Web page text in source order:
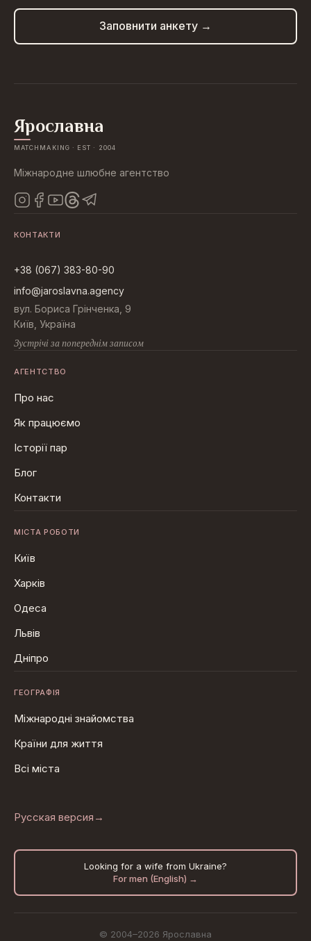
Заповнити анкету →
Ярославна
MATCHMAKING · EST · 2004
Міжнародне шлюбне агентство
КОНТАКТИ
+38 (067) 383-80-90
info@jaroslavna.agency
вул. Бориса Грінченка, 9
Київ, Україна
Зустрічі за попереднім записом
АГЕНТСТВО
Про нас
Як працюємо
Історії пар
Блог
Контакти
МІСТА РОБОТИ
Київ
Харків
Одеса
Львів
Дніпро
ГЕОГРАФІЯ
Міжнародні знайомства
Країни для життя
Всі міста
Русская версия →
Looking for a wife from Ukraine?
For men (English) →
© 2004–2026 Ярославна